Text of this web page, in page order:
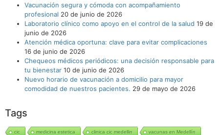
Vacunación segura y cómoda con acompañamiento
profesional 20 de junio de 2026
Laboratorio clínico como apoyo en el control de la salud 19 de
junio de 2026
Atención médica oportuna: clave para evitar complicaciones
16 de junio de 2026
Chequeos médicos periódicos: una decisión responsable para
tu bienestar 10 de junio de 2026
Nuevo horario de vacunación a domicilio para mayor
comodidad de nuestros pacientes. 29 de mayo de 2026
Tags
cic medicina estetica clinica cic medellin vacunas en Medellín